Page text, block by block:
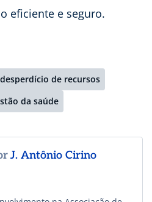
eficiente e seguro.
desperdício de recursos
da saúde
J. Antônio Cirino